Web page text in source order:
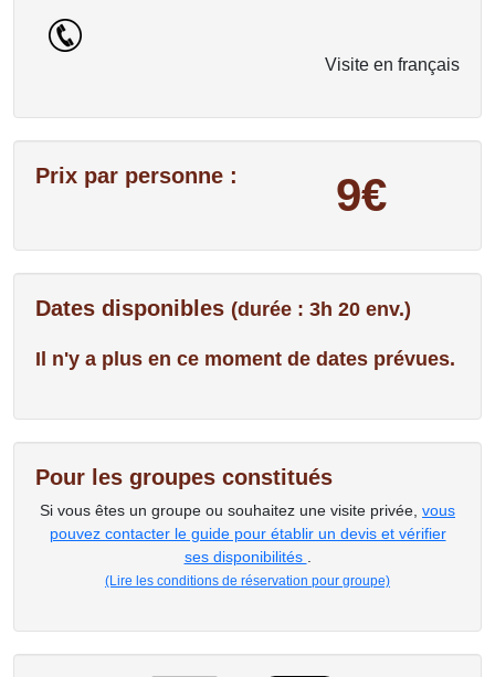
Visite en français
Prix par personne : 9€
Dates disponibles (durée : 3h 20 env.)
Il n'y a plus en ce moment de dates prévues.
Pour les groupes constitués
Si vous êtes un groupe ou souhaitez une visite privée, vous
pouvez contacter le guide pour établir un devis et vérifier
ses disponibilités
(Lire les conditions de réservation pour groupe)